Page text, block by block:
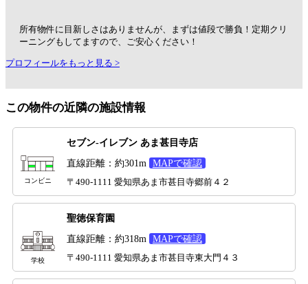
所有物件に目新しさはありませんが、まずは値段で勝負！定期クリ
ーニングもしてますので、ご安心ください！
プロフィールをもっと見る >
この物件の近隣の施設情報
コンビニ
セブン-イレブン あま甚目寺店
直線距離：約301m MAPで確認
〒490-1111 愛知県あま市甚目寺郷前４２
学校
聖徳保育園
直線距離：約318m MAPで確認
〒490-1111 愛知県あま市甚目寺東大門４３